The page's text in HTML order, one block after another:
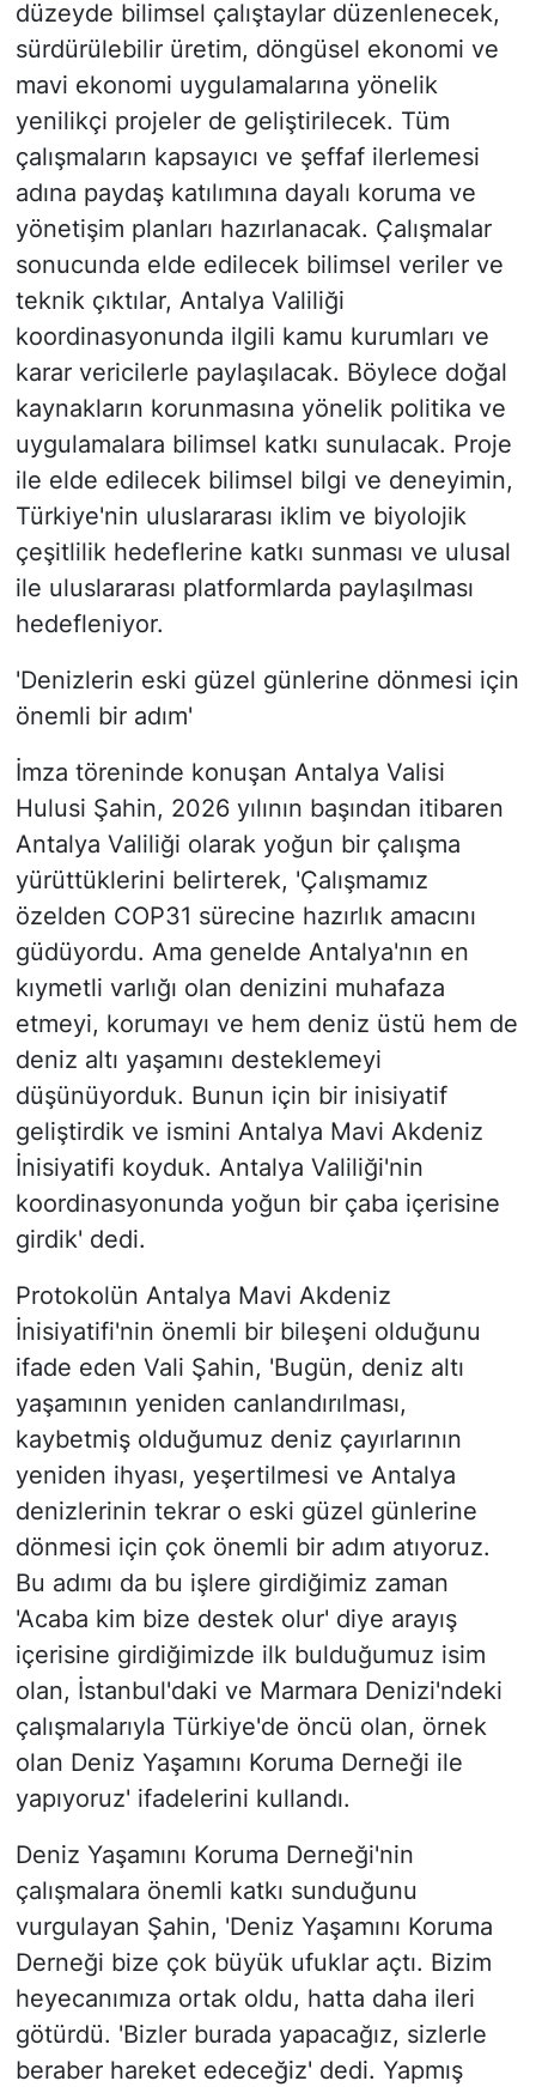
düzeyde bilimsel çalıştaylar düzenlenecek,
sürdürülebilir üretim, döngüsel ekonomi ve
mavi ekonomi uygulamalarına yönelik
yenilikçi projeler de geliştirilecek. Tüm
çalışmaların kapsayıcı ve şeffaf ilerlemesi
adına paydaş katılımına dayalı koruma ve
yönetişim planları hazırlanacak. Çalışmalar
sonucunda elde edilecek bilimsel veriler ve
teknik çıktılar, Antalya Valiliği
koordinasyonunda ilgili kamu kurumları ve
karar vericilerle paylaşılacak. Böylece doğal
kaynakların korunmasına yönelik politika ve
uygulamalara bilimsel katkı sunulacak. Proje
ile elde edilecek bilimsel bilgi ve deneyimin,
Türkiye'nin uluslararası iklim ve biyolojik
çeşitlilik hedeflerine katkı sunması ve ulusal
ile uluslararası platformlarda paylaşılması
hedefleniyor.
'Denizlerin eski güzel günlerine dönmesi için
önemli bir adım'
İmza töreninde konuşan Antalya Valisi
Hulusi Şahin, 2026 yılının başından itibaren
Antalya Valiliği olarak yoğun bir çalışma
yürüttüklerini belirterek, 'Çalışmamız
özelden COP31 sürecine hazırlık amacını
güdüyordu. Ama genelde Antalya'nın en
kıymetli varlığı olan denizini muhafaza
etmeyi, korumayı ve hem deniz üstü hem de
deniz altı yaşamını desteklemeyi
düşünüyorduk. Bunun için bir inisiyatif
geliştirdik ve ismini Antalya Mavi Akdeniz
İnisiyatifi koyduk. Antalya Valiliği'nin
koordinasyonunda yoğun bir çaba içerisine
girdik' dedi.
Protokolün Antalya Mavi Akdeniz
İnisiyatifi'nin önemli bir bileşeni olduğunu
ifade eden Vali Şahin, 'Bugün, deniz altı
yaşamının yeniden canlandırılması,
kaybetmiş olduğumuz deniz çayırlarının
yeniden ihyası, yeşertilmesi ve Antalya
denizlerinin tekrar o eski güzel günlerine
dönmesi için çok önemli bir adım atıyoruz.
Bu adımı da bu işlere girdiğimiz zaman
'Acaba kim bize destek olur' diye arayış
içerisine girdiğimizde ilk bulduğumuz isim
olan, İstanbul'daki ve Marmara Denizi'ndeki
çalışmalarıyla Türkiye'de öncü olan, örnek
olan Deniz Yaşamını Koruma Derneği ile
yapıyoruz' ifadelerini kullandı.
Deniz Yaşamını Koruma Derneği'nin
çalışmalara önemli katkı sunduğunu
vurgulayan Şahin, 'Deniz Yaşamını Koruma
Derneği bize çok büyük ufuklar açtı. Bizim
heyecanımıza ortak oldu, hatta daha ileri
götürdü. 'Bizler burada yapacağız, sizlerle
beraber hareket edeceğiz' dedi. Yapmış